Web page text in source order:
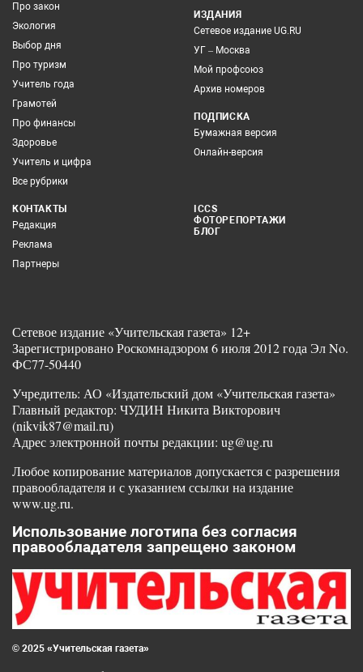
Про закон
Экология
Выбор дня
Про туризм
Учитель года
Грамотей
Про финансы
Здоровье
Учитель и цифра
Все рубрики
ИЗДАНИЯ
Сетевое издание UG.RU
УГ – Москва
Мой профсоюз
Архив номеров
ПОДПИСКА
Бумажная версия
Онлайн-версия
КОНТАКТЫ
Редакция
Реклама
Партнеры
ICCS
ФОТОРЕПОРТАЖИ
БЛОГ
Сетевое издание «Учительская газета» 12+
Зарегистрировано Роскомнадзором 6 июля 2012 года Эл No.
ФС77-50440
Учредитель: АО «Издательский дом «Учительская газета»
Главный редактор: ЧУДИН Никита Викторович
(nikvik87@mail.ru)
Адрес электронной почты редакции: ug@ug.ru
Любое копирование материалов допускается с разрешения
правообладателя и с указанием ссылки на издание
www.ug.ru.
Использование логотипа без согласия
правообладателя запрещено законом
© 2025 «Учительская газета»